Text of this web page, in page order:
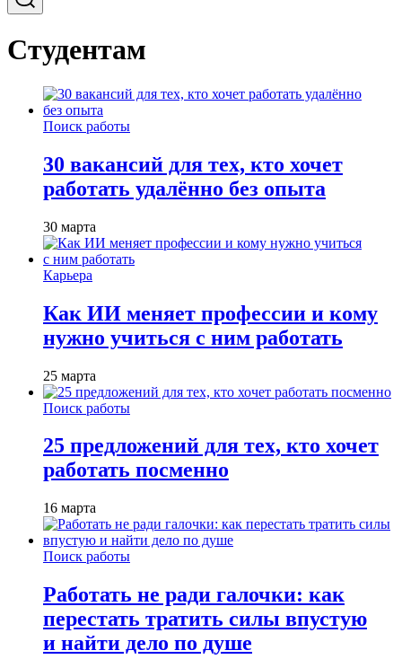
Студентам
Поиск работы
30 вакансий для тех, кто хочет
работать удалённо без опыта
30 марта
Карьера
Как ИИ меняет профессии и кому
нужно учиться с ним работать
25 марта
Поиск работы
25 предложений для тех, кто хочет
работать посменно
16 марта
Поиск работы
Работать не ради галочки: как
перестать тратить силы впустую
и найти дело по душе